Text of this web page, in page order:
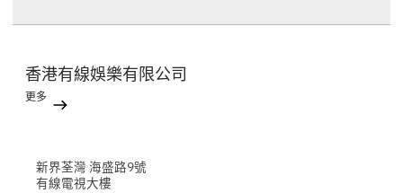
香港有線娛樂有限公司
更多
新界荃灣 海盛路9號
有線電視大樓